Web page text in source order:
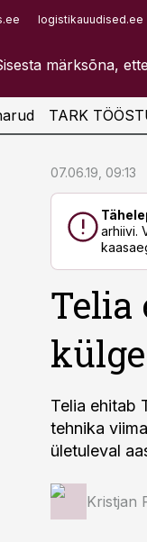
logistikauudised.ee
TARK
07.06.19, 09:13
arhiivi.
Telia
Telia ehitab
tehnika
ületuleval
Kristjan